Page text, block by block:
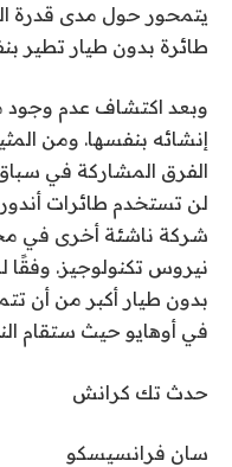
يتمحور حول مدى قدرة
طائرة بدون طيار تطير
وبعد اكتشاف عدم وجود
إنشائه بنفسها. ومن
الفرق المشاركة في سباق
لن تستخدم طائرات
شركة ناشئة أخرى في
بدون طيار أكبر من أن
في أوهايو حيث ستقام
حدث تك كرانش
سان فرانسيسكو